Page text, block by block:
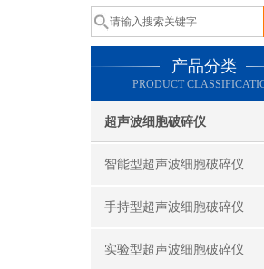
产品分类
PRODUCT
超声波细胞破碎仪
智能型超声波细胞破碎仪
手持型超声波细胞破碎仪
实验型超声波细胞破碎仪